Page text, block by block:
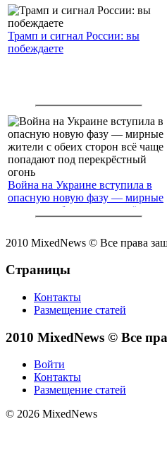
Трамп и сигнал России: вы
побеждаете
Война на Украине вступила в
опасную новую фазу — мирные
жители с обеих сторон всё чаще
2010 MixedNews © Все права
Страницы
Контакты
Размещение статей
2010 MixedNews © Все
Войти
Контакты
Размещение статей
© 2026 MixedNews